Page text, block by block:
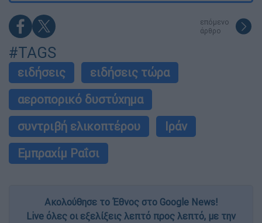
επόμενο
άρθρο
#TAGS
ειδήσεις
ειδήσεις τώρα
αεροπορικό δυστύχημα
συντριβή ελικοπτέρου
Ιράν
Εμπραχίμ Ραΐσι
Ακολούθησε το Έθνος στο Google News!
Live όλες οι εξελίξεις λεπτό προς λεπτό, με την